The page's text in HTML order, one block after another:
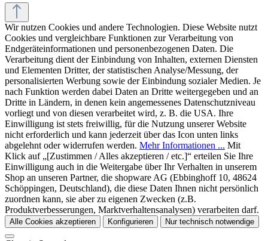
Wir nutzen Cookies und andere Technologien. Diese Website nutzt
Cookies und vergleichbare Funktionen zur Verarbeitung von
Endgeräteinformationen und personenbezogenen Daten. Die
Verarbeitung dient der Einbindung von Inhalten, externen Diensten
und Elementen Dritter, der statistischen Analyse/Messung, der
personalisierten Werbung sowie der Einbindung sozialer Medien. Je
nach Funktion werden dabei Daten an Dritte weitergegeben und an
Dritte in Ländern, in denen kein angemessenes Datenschutzniveau
vorliegt und von diesen verarbeitet wird, z. B. die USA. Ihre
Einwilligung ist stets freiwillig, für die Nutzung unserer Website
nicht erforderlich und kann jederzeit über das Icon unten links
abgelehnt oder widerrufen werden. Mehr Informationen ... Mit
Klick auf „[Zustimmen / Alles akzeptieren / etc.]“ erteilen Sie Ihre
Einwilligung auch in die Weitergabe über Ihr Verhalten in unserem
Shop an unseren Partner, die shopware AG (Ebbinghoff 10, 48624
Schöppingen, Deutschland), die diese Daten Ihnen nicht persönlich
zuordnen kann, sie aber zu eigenen Zwecken (z.B.
Produktverbesserungen, Marktverhaltensanalysen) verarbeiten darf.
Alle Cookies akzeptieren Konfigurieren Nur technisch notwendige